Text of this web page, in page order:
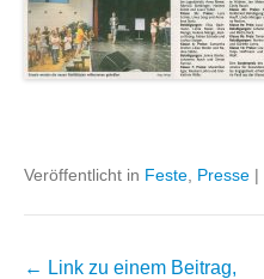
Veröffentlicht in Feste Presse |
Beitrags
← Link zu einem Beitrag,